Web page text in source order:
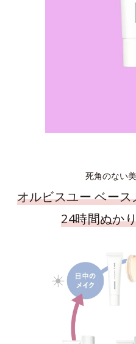
死角のない
オルビスユー ベー
24時間ぬか